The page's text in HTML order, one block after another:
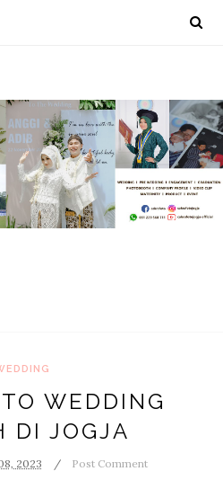
WEDDING
DI JOGJA
2023 Post Comment